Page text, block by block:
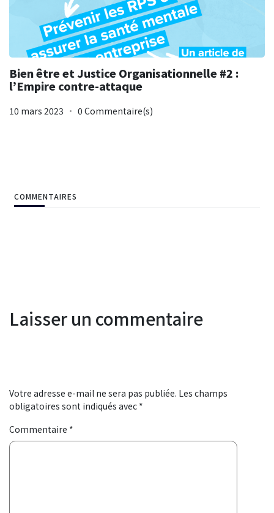
Bien être et Justice Organisationnelle #2 :
l’Empire contre-attaque
10 mars 2023 0 Commentaire(s)
COMMENTAIRES
Laisser un commentaire
Votre adresse e-mail ne sera pas publiée. Les champs
obligatoires sont indiqués avec *
Commentaire *